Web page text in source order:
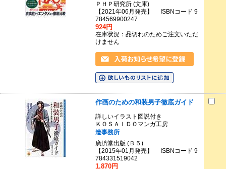
ＰＨＰ研究所 (文庫)
【2021年06月発売】 ISBNコード 9
784569900247
924円
在庫状況：品切れのためご注文いただ
けません
作画のための和装男子徹底ガイド
詳しいイラスト図説付き
ＫＯＳＡＩＤＯマンガ工房
造事務所
廣済堂出版 (Ｂ５)
【2015年01月発売】 ISBNコード 9
784331519042
1,870円